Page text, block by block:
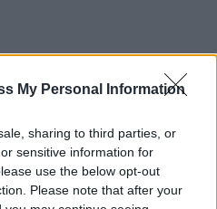
My Personal Information
sharing to third parties, or
sensitive information for
use the below opt-out
Please note that after your
00:00:52